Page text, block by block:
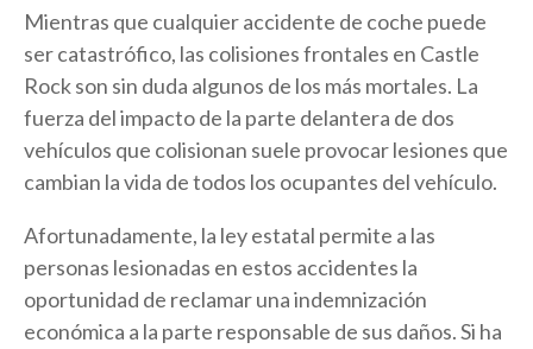
Mientras que cualquier accidente de coche puede
ser catastrófico, las colisiones frontales en Castle
Rock son sin duda algunos de los más mortales. La
fuerza del impacto de la parte delantera de dos
vehículos que colisionan suele provocar lesiones que
cambian la vida de todos los ocupantes del vehículo.
Afortunadamente, la ley estatal permite a las
personas lesionadas en estos accidentes la
oportunidad de reclamar una indemnización
económica a la parte responsable de sus daños. Si ha